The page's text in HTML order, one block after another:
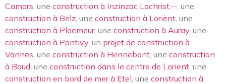
Camors , une construction à Inzinzac Lochrist,--, une
construction à Belz , une construction à Lorient , une
construction à Ploemeur, une construction à Auray , une
construction à Pontivy , un projet de construction à
Vannes , une construction à Hennebont , une construction
à Baud , une construction dans le centre de Lorient , une
construction en bord de mer à Etel , une construction à